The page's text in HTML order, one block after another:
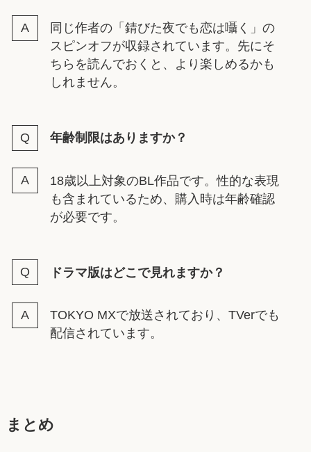
同じ作者の「錆びた夜でも恋は囁く」の
スピンオフが収録されています。先にそ
ちらを読んでおくと、より楽しめるかも
しれません。
年齢制限はありますか？
18歳以上対象のBL作品です。性的な表現
も含まれているため、購入時は年齢確認
が必要です。
ドラマ版はどこで見れますか？
TOKYO MXで放送されており、TVerでも
配信されています。
まとめ